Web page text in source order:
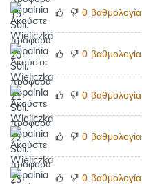
0 βαθμολογία
0 βαθμολογία
0 βαθμολογία
0 βαθμολογία
0 βαθμολογία